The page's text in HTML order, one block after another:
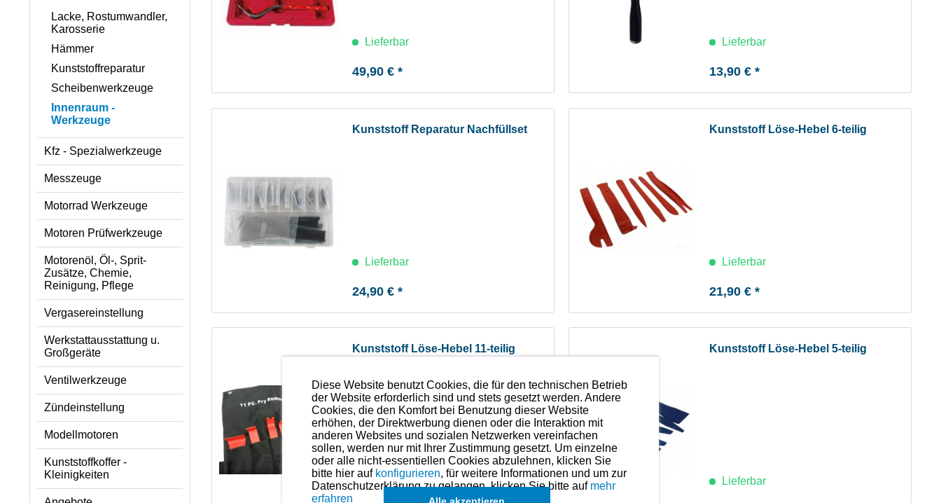
Lacke, Rostumwandler,
Karosserie
Hämmer
Kunststoffreparatur
Scheibenwerkzeuge
Innenraum -
Werkzeuge
Kfz - Spezialwerkzeuge
Messzeuge
Motorrad Werkzeuge
Motoren Prüfwerkzeuge
Motorenöl, Öl-, Sprit-
Zusätze, Chemie,
Reinigung, Pflege
Vergasereinstellung
Werkstattausstattung u.
Großgeräte
Ventilwerkzeuge
Zündeinstellung
Modellmotoren
Kunststoffkoffer -
Kleinigkeiten
Lieferbar
49,90 € *
Lieferbar
13,90 € *
Kunststoff Reparatur Nachfüllset
Lieferbar
24,90 € *
Kunststoff Löse-Hebel 6-teilig
Lieferbar
21,90 € *
Kunststoff Löse-Hebel 11-teilig
Lieferbar
Kunststoff Löse-Hebel 5-teilig
Lieferbar
Diese Website benutzt Cookies, die für den technischen Betrieb
der Website erforderlich sind und stets gesetzt werden. Andere
Cookies, die den Komfort bei Benutzung dieser Website
erhöhen, der Direktwerbung dienen oder die Interaktion mit
anderen Websites und sozialen Netzwerken vereinfachen
sollen, werden nur mit Ihrer Zustimmung gesetzt. Um einzelne
oder alle nicht-essentiellen Cookies abzulehnen, klicken Sie
bitte hier auf konfigurieren, für weitere Informationen und um zur
Datenschutzerklärung zu gelangen, klicken Sie bitte auf mehr
erfahren